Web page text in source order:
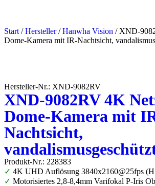
Start /Hersteller/Hanwha Vision / XND-
Dome-Kamera mit IR-Nachtsicht,
Hersteller-Nr.: XND-9082RV
XND-9082RV 4K
Dome-Kamera mit
Nachtsicht,
Produkt-Nr.: 228383
✓ 4K UHD Auflösung 3840x2160@25fps
✓ Motorisiertes 2,8-8,4mm Varifokal P-Iris